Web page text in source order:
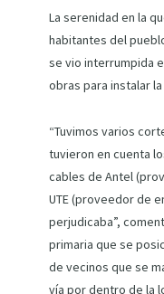
La serenidad en la
habitantes del
se vio interrumpida
obras para instalar
“Tuvimos varios
tuvieron en cuenta
cables de Antel
UTE (proveedor de
perjudicaba”,
primaria que se
de vecinos que se
vía por dentro de la